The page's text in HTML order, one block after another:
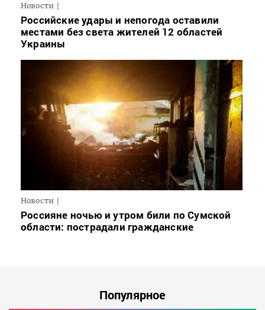
Новости
Российские удары и непогода оставили
местами без света жителей 12 областей
Украины
Новости
Россияне ночью и утром били по Сумской
области: пострадали гражданские
Популярное